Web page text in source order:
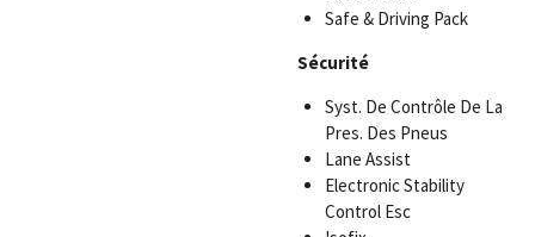
Safe & Driving Pack
Sécurité
Syst. De Contrôle De La
Pres. Des Pneus
Lane Assist
Electronic Stability
Control Esc